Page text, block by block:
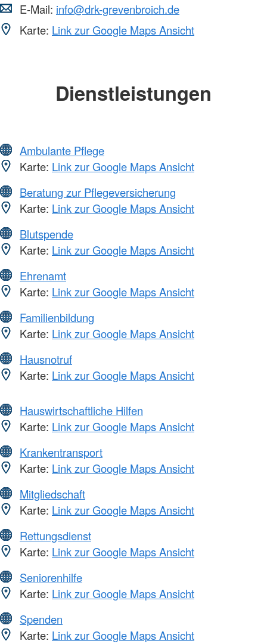
E-Mail: info@drk-grevenbroich.de
Karte: Link zur Google Maps Ansicht
Dienstleistungen
Ambulante Pflege
Karte: Link zur Google Maps Ansicht
Beratung zur Pflegeversicherung
Karte: Link zur Google Maps Ansicht
Blutspende
Karte: Link zur Google Maps Ansicht
Ehrenamt
Karte: Link zur Google Maps Ansicht
Familienbildung
Karte: Link zur Google Maps Ansicht
Hausnotruf
Karte: Link zur Google Maps Ansicht
Hauswirtschaftliche Hilfen
Karte: Link zur Google Maps Ansicht
Krankentransport
Karte: Link zur Google Maps Ansicht
Mitgliedschaft
Karte: Link zur Google Maps Ansicht
Rettungsdienst
Karte: Link zur Google Maps Ansicht
Seniorenhilfe
Karte: Link zur Google Maps Ansicht
Spenden
Karte: Link zur Google Maps Ansicht